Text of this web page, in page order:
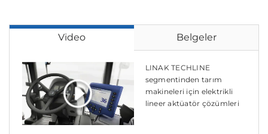
Video Belgeler
LINAK TECHLINE
segmentinden tarım
makineleri için elektrikli
lineer aktüatör çözümleri